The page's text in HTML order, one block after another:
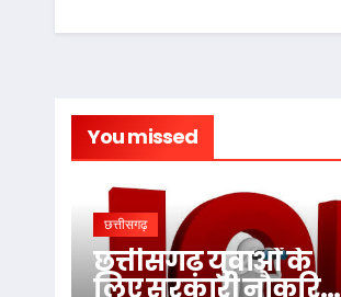
You missed
छत्तीसगढ़
छत्तीसगढ़ युवाओं के
लिए सरकारी नौकरियों